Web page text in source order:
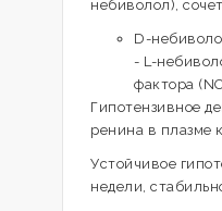
небиволол),
D-
- L-
фактора
Гипотензивное
ренина в плазме
Устойчивое
недели,